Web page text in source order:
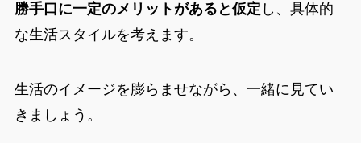
勝手口に一定のメリットがあると仮定 し、具体的
な生活スタイルを考えます。
生活のイメージを膨らませながら、一緒に見てい
きましょう。